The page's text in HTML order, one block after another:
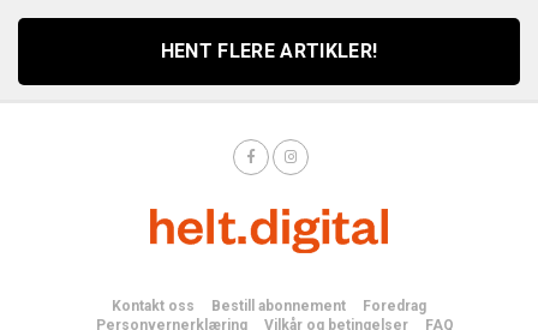
HENT FLERE ARTIKLER!
Kontakt oss Bestill abonnement
Foredrag
Personvernerklæring
Vilkår og betingelser FAQ